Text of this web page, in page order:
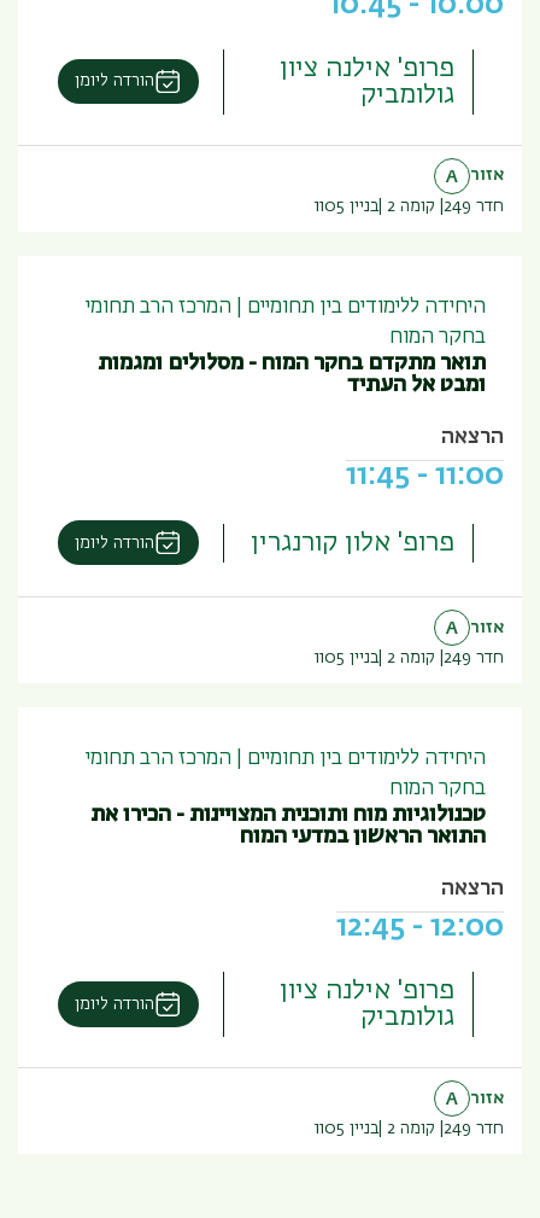
פרופ' אילנה ציון
גולומביק
הורדה ליומן
אזור
A
חדר 249
קומה 2 בניין 1105
היחידה ללימודים בין תחומיים | המרכז הרב תחומי
בחקר המוח
תואר מתקדם בחקר המוח - מסלולים ומגמות
ומבט אל העתיד
הרצאה
11:00
-
11:45
פרופ' אלון קורנגרין הורדה ליומן
אזור
A
חדר 249
קומה 2 בניין 1105
היחידה ללימודים בין תחומיים | המרכז הרב תחומי
בחקר המוח
טכנולוגיות מוח ותוכנית המצויינות - הכירו את
התואר הראשון במדעי המוח
הרצאה
12:00
-
12:45
פרופ' אילנה ציון
גולומביק
הורדה ליומן
אזור
A
חדר 249
קומה 2 בניין 1105